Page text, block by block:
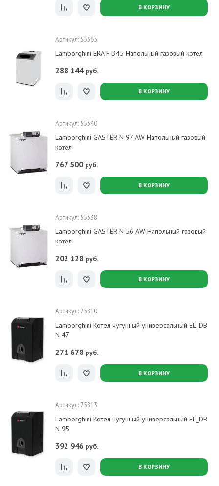
В КОРЗИНУ
Артикул: 55363
Lamborghini ERA F D45 Напольный газовый котел
288 144 руб.
В КОРЗИНУ
Артикул: 55340
Lamborghini GASTER N 97 AW Напольный газовый
котел
767 500 руб.
В КОРЗИНУ
Артикул: 55338
Lamborghini GASTER N 56 AW Напольный газовый
котел
202 128 руб.
В КОРЗИНУ
Артикул: 75810
Lamborghini Котел чугунный универсальный EL_DB
N 47
271 678 руб.
В КОРЗИНУ
Артикул: 75813
Lamborghini Котел чугунный универсальный EL_DB
N 95
392 946 руб.
В КОРЗИНУ